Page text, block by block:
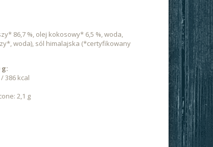
86,7 %, olej kokosowy* 6,5 %, woda,
woda), sól himalajska (*certyfikowany
g:
386 kcal
2,1 g